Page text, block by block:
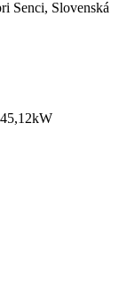
Senci, Slovenská